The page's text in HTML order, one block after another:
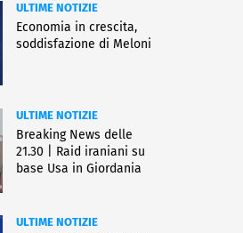
ULTIME NOTIZIE
Economia in crescita,
soddisfazione di Meloni
ULTIME NOTIZIE
Breaking News delle
21.30 | Raid iraniani su
base Usa in Giordania
ULTIME NOTIZIE